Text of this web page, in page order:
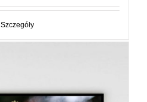
Szczegóły